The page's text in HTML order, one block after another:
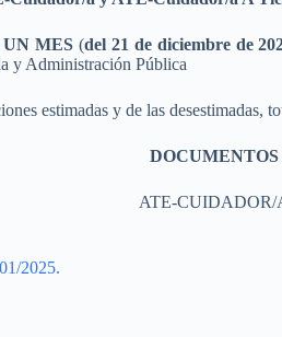
UN MES (del 21 de diciembre de
y Administración Pública
estimadas y de las
DOCUMENTOS
ATE-CUIDADOR/
2025.